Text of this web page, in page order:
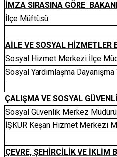
İMZA SIRASINA GÖRE
İlçe Müftüsü
AİLE VE SOSYAL HİZMETLER
Sosyal Hizmet Merkezi İlçe
Sosyal Yardımlaşma Dayanışma
ÇALIŞMA VE SOSYAL
Sosyal Güvenlik Merkez Müdürü
İŞKUR Keşan Hizmet Merkezi
ÇEVRE, ŞEHİRCİLİK VE İKLİM